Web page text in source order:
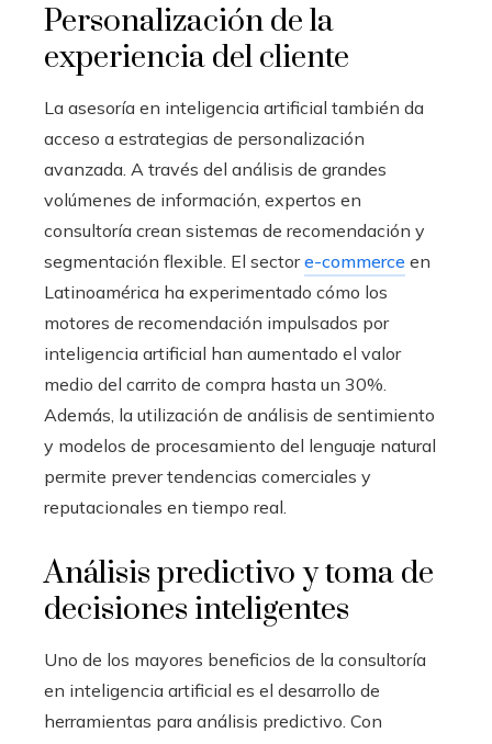
Personalización de la
experiencia del cliente
La asesoría en inteligencia artificial también da
acceso a estrategias de personalización
avanzada. A través del análisis de grandes
volúmenes de información, expertos en
consultoría crean sistemas de recomendación y
segmentación flexible. El sectore-commerce en
Latinoamérica ha experimentado cómo los
motores de recomendación impulsados por
inteligencia artificial han aumentado el valor
medio del carrito de compra hasta un 30%.
Además, la utilización de análisis de sentimiento
y modelos de procesamiento del lenguaje natural
permite prever tendencias comerciales y
reputacionales en tiempo real.
Análisis predictivo y toma de
decisiones inteligentes
Uno de los mayores beneficios de la consultoría
en inteligencia artificial es el desarrollo de
herramientas para análisis predictivo. Con